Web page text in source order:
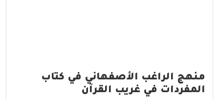
منهج الراغب الأصفهاني في كتاب
المفردات في غريب القرآن